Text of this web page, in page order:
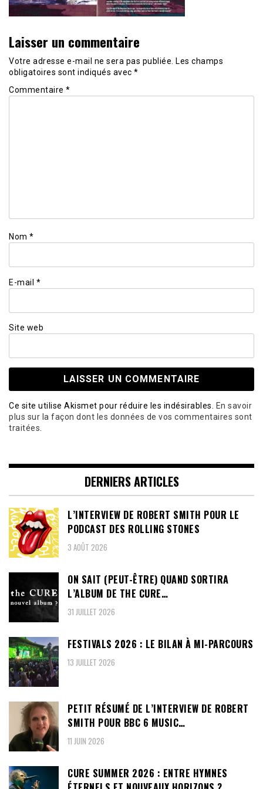
Laisser un commentaire
Votre adresse e-mail ne sera pas publiée.
Les champs
obligatoires sont indiqués avec *
Commentaire *
Nom *
E-mail *
Site web
Ce site utilise Akismet pour réduire les indésirables.
En savoir
plus sur la façon dont les données de vos commentaires sont
traitées
DERNIERS ARTICLES
L’INTERVIEW DE ROBERT SMITH POUR LE
PODCAST DES ROLLING STONES
3 AOÛT 2026
ON SAIT (PEUT-ÊTRE) QUAND SORTIRA
L’ALBUM DE THE CURE…
31 JUILLET 2026
FESTIVALS 2026 : LE BILAN À MI-PARCOURS
13 JUILLET 2026
PETIT RÉSUMÉ DE L’INTERVIEW DE ROBERT
SMITH POUR BBC 6 MUSIC…
11 JUIN 2026
CURE SUMMER 2026 : ENTRE HYMNES